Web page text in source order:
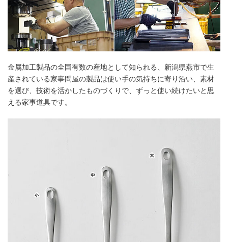
金属加工製品の全国有数の産地として知られる、新潟県燕市で生
産されている家事問屋の製品は使い手の気持ちに寄り沿い、素材
を選び、技術を活かしたものづくりで、ずっと使い続けたいと思
える家事道具です。